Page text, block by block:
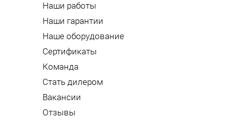
Наши работы
Наши гарантии
Наше оборудование
Сертификаты
Команда
Стать дилером
Вакансии
Отзывы